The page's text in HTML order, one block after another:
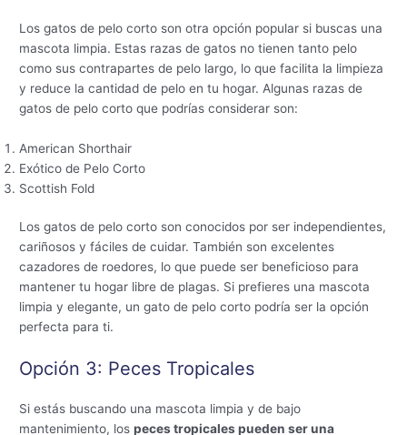
Los gatos de pelo corto son otra opción popular si buscas una
mascota limpia. Estas razas de gatos no tienen tanto pelo
como sus contrapartes de pelo largo, lo que facilita la limpieza
y reduce la cantidad de pelo en tu hogar. Algunas razas de
gatos de pelo corto que podrías considerar son:
American Shorthair
Exótico de Pelo Corto
Scottish Fold
Los gatos de pelo corto son conocidos por ser independientes,
cariñosos y fáciles de cuidar. También son excelentes
cazadores de roedores, lo que puede ser beneficioso para
mantener tu hogar libre de plagas. Si prefieres una mascota
limpia y elegante, un gato de pelo corto podría ser la opción
perfecta para ti.
Opción 3: Peces Tropicales
Si estás buscando una mascota limpia y de bajo
mantenimiento, lospeces tropicales pueden ser una